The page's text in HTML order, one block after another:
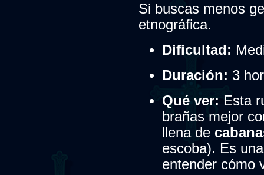
Si buscas menos
etnográfica.
Dificultad:
Duración: 3
Qué ver: Esta
brañas mejor
llena de
escoba). Es
entender cómo